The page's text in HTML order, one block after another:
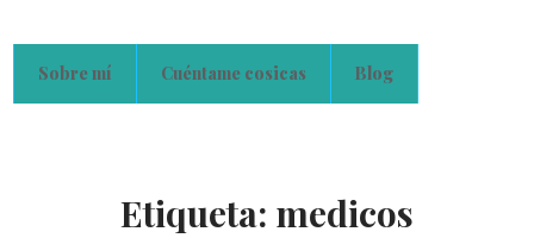
Sobre mí Cuéntame cosicas Blog
Etiqueta: medicos